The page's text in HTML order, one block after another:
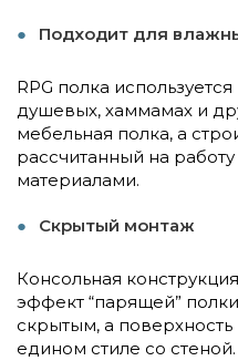
Подходит для
RPG полка
душевых, хаммамах и
мебельная полка, а
рассчитанный на
материалами.
Скрытый монтаж
Консольная
эффект “парящей”
скрытым, а
едином стиле со стеной.